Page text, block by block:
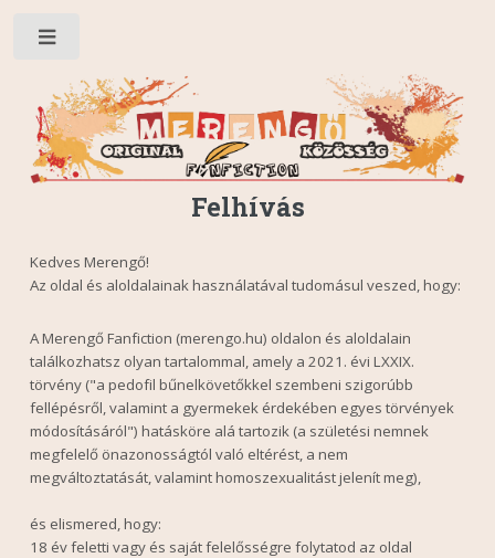
Felhívás
Kedves Merengő!
Az oldal és aloldalainak használatával tudomásul veszed, hogy:
A Merengő Fanfiction (merengo.hu) oldalon és aloldalain
találkozhatsz olyan tartalommal, amely a 2021. évi LXXIX.
törvény ("a pedofil bűnelkövetőkkel szembeni szigorúbb
fellépésről, valamint a gyermekek érdekében egyes törvények
módosításáról") hatásköre alá tartozik (a születési nemnek
megfelelő önazonosságtól való eltérést, a nem
megváltoztatását, valamint homoszexualitást jelenít meg),
és elismered, hogy:
18 év feletti vagy és saját felelősségre folytatod az oldal